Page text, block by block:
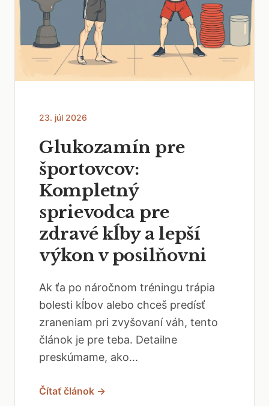
23. júl 2026
Glukozamín pre
športovcov:
Kompletný
sprievodca pre
zdravé kĺby a lepší
výkon v posilňovni
Ak ťa po náročnom tréningu trápia
bolesti kĺbov alebo chceš predísť
zraneniam pri zvyšovaní váh, tento
článok je pre teba. Detailne
preskúmame, ako...
Čítať článok →